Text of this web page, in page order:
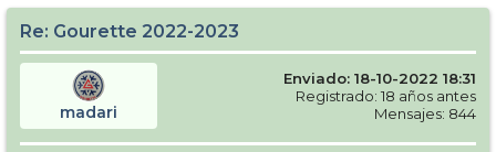
Re: Gourette 2022-2023
madari
Enviado: 18-10-2022 18:31
Registrado: 18 años antes
Mensajes: 844